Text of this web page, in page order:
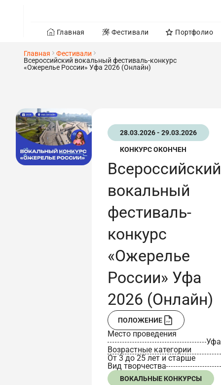
Главная Фестивали Портфолио
Главная
Фестивали
Всероссийский вокальный фестиваль-конкурс
«Ожерелье России» Уфа 2026 (Онлайн)
28.03.2026 - 29.03.2026
КОНКУРС ОКОНЧЕН
Всероссийский
вокальный
фестиваль-
конкурс
«Ожерелье
России» Уфа
2026 (Онлайн)
ПОЛОЖЕНИЕ
Место проведения
Уфа
Возрастные категории
От 3 до 25 лет и старше
Вид творчества
ВОКАЛЬНЫЕ КОНКУРСЫ